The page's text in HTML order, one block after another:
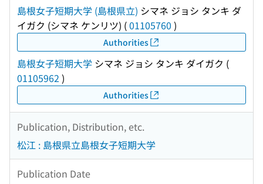
島根女子短期大学 (島根県立) シマネ ジョシ タンキ ダ
イガク (シマネ ケンリツ) (01105760 )
Authorities
島根女子短期大学 シマネ ジョシ タンキ ダイガク (
01105962 )
Authorities
Publication, Distribution, etc.
松江 : 島根県立島根女子短期大学
Publication Date